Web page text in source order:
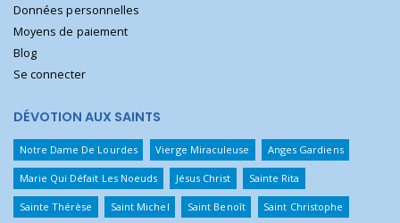
Données personnelles
Moyens de paiement
Blog
Se connecter
DÉVOTION AUX SAINTS
Notre Dame De Lourdes Vierge Miraculeuse Anges Gardiens
Marie Qui Défait Les Noeuds Jésus Christ Sainte Rita
Sainte Thérèse Saint Michel Saint Benoît Saint Christophe